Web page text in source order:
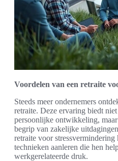
Voordelen van een retraite
Steeds meer ondernemers
retraite. Deze ervaring biedt
persoonlijke ontwikkeling,
begrip van zakelijke
retraite voor stressvermindering
technieken aanleren die hen
werkgerelateerde druk.